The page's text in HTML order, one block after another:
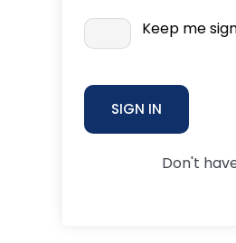
Keep me
SIGN IN
Don't